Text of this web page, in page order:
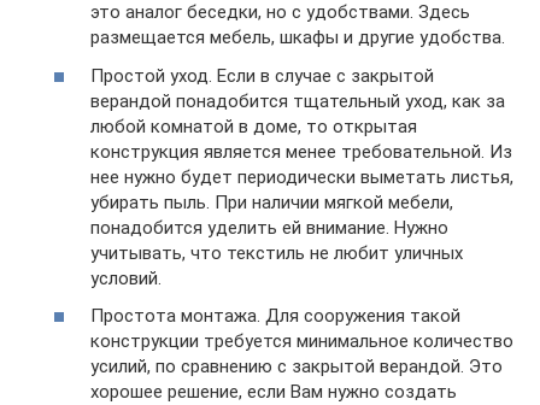
это аналог беседки, но с удобствами. Здесь
размещается мебель, шкафы и другие удобства.
Простой уход. Если в случае с закрытой
верандой понадобится тщательный уход, как за
любой комнатой в доме, то открытая
конструкция является менее требовательной. Из
нее нужно будет периодически выметать листья,
убирать пыль. При наличии мягкой мебели,
понадобится уделить ей внимание. Нужно
учитывать, что текстиль не любит уличных
условий.
Простота монтажа. Для сооружения такой
конструкции требуется минимальное количество
усилий, по сравнению с закрытой верандой. Это
хорошее решение, если Вам нужно создать